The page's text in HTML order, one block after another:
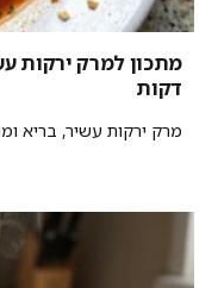
דקות
מרק ירקות עשיר, בריא